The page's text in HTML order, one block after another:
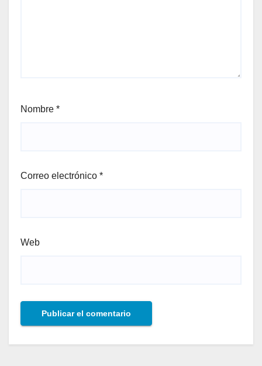
Nombre *
Correo electrónico *
Web